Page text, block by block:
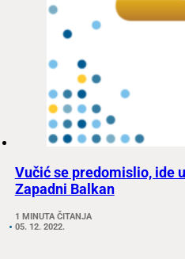
Vučić se predomislio, ide
Zapadni Balkan
1 MINUTA ČITANJA
05. 12. 2022.